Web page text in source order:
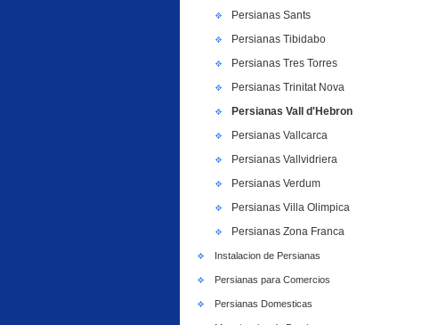
Persianas Sants
Persianas Tibidabo
Persianas Tres Torres
Persianas Trinitat Nova
Persianas Vall d'Hebron
Persianas Vallcarca
Persianas Vallvidriera
Persianas Verdum
Persianas Villa Olimpica
Persianas Zona Franca
Instalacion de Persianas
Persianas para Comercios
Persianas Domesticas